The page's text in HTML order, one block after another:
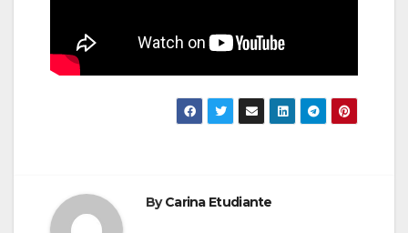
ByCarina Etudiante